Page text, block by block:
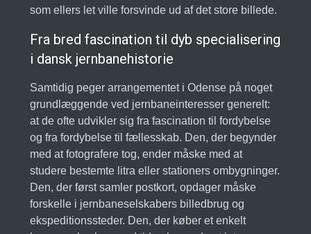
som ellers let ville forsvinde ud af det store billede.
Fra bred fascination til dyb specialisering
i dansk jernbanehistorie
Samtidig peger arrangementet i Odense på noget
grundlæggende ved jernbaneinteresser generelt:
at de ofte udvikler sig fra fascination til fordybelse
og fra fordybelse til fællesskab. Den, der begynder
med at fotografere tog, ender måske med at
studere bestemte litra eller stationers ombygninger.
Den, der først samler postkort, opdager måske
forskelle i jernbaneselskabers billedbrug og
ekspeditionssteder. Den, der køber et enkelt